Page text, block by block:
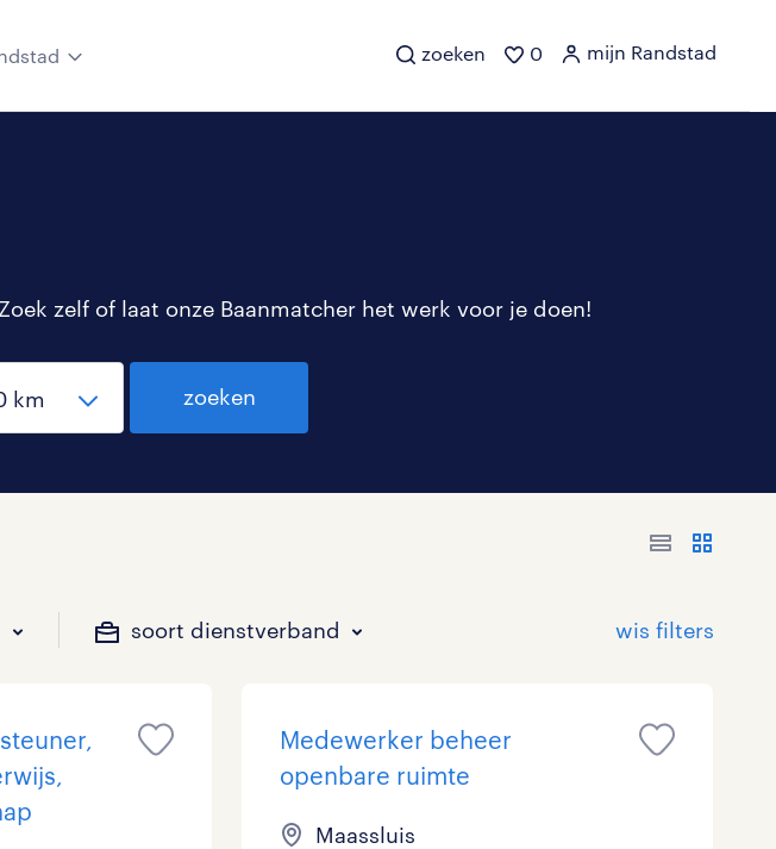
zoeken 0 mijn Randstad
zelf of laat onze Baanmatcher het werk voor je doen!
zoeken
soort dienstverband
Medewerker beheer
openbare ruimte
Maassluis